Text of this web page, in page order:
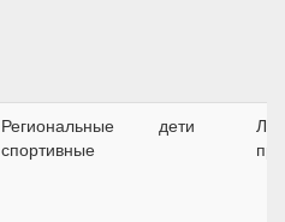
Региональные
спортивные
дети